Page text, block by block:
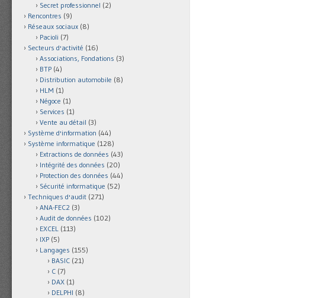
Secret professionnel (2)
Rencontres (9)
Réseaux sociaux (8)
Pacioli (7)
Secteurs d'activité (16)
Associations, Fondations (3)
BTP (4)
Distribution automobile (8)
HLM (1)
Négoce (1)
Services (1)
Vente au détail (3)
Système d'information (44)
Système informatique (128)
Extractions de données (43)
Intégrité des données (20)
Protection des données (44)
Sécurité informatique (52)
Techniques d'audit (271)
ANA-FEC2 (3)
Audit de données (102)
EXCEL (113)
IXP (5)
Langages (155)
BASIC (21)
C (7)
DAX (1)
DELPHI (8)